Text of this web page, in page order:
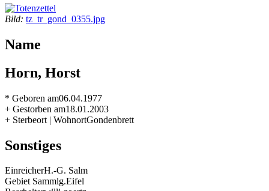
Bild: tz_tr_gond_0355.jpg
Name
Horn, Horst
* Geboren am06.04.1977
+ Gestorben am18.01.2003
+ Sterbeort | WohnortGondenbrett
Sonstiges
EinreicherH.-G. Salm
Gebiet Sammlg.Eifel